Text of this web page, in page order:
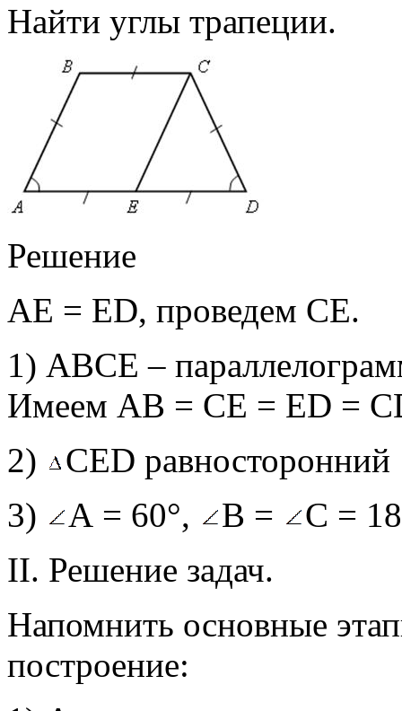
Найти углы трапеции.
Решение
АЕ = ЕD, проведем СЕ.
1) АВСЕ –
Имеем АВ = СЕ = ЕD =
2)
СЕD равносторонний
3)
А = 60°, В =
С =
II. Решение задач.
Напомнить основные
построение: